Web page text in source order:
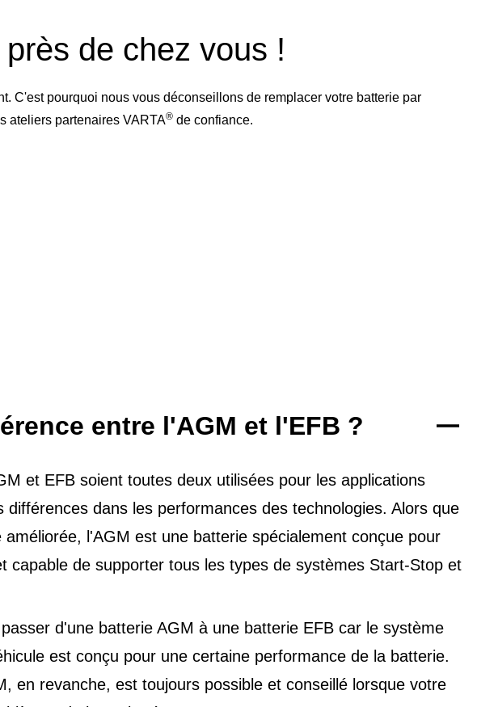
de chez vous !
C'est pourquoi nous vous déconseillons de remplacer votre batterie par
ateliers partenaires VARTA® de confiance.
entre l'AGM et l'EFB ?
et EFB soient toutes deux utilisées pour les applications
différences dans les performances des technologies. Alors que
l'AGM est une batterie spécialement conçue pour
capable de supporter tous les types de systèmes Start-Stop et
d'une batterie AGM à une batterie EFB car le système
est conçu pour une certaine performance de la batterie.
en revanche, est toujours possible et conseillé lorsque votre